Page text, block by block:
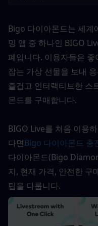
Bigo 다이아몬드는 세계
밍 앱 중 하나인 BIGO
폐입니다. 이용자들은
잡는 가상 선물을 보내
즐겁고 인터랙티브한 스
몬드를 구매합니다.
BIGO Live를 처음 이용
다면Bigo 다이아몬드 충
다이아몬드(Bigo
지, 현재 가격, 안전한 구
팁을 다룹니다.